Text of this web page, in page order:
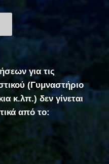
για τις
(Γυμναστήριο
κ.λπ.) δεν γίνεται
από το: